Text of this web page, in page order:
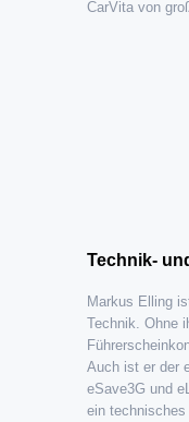
CarVita von
Technik-
Markus Elling
Technik. Ohne
Auch ist er der
eSave3G und
ein